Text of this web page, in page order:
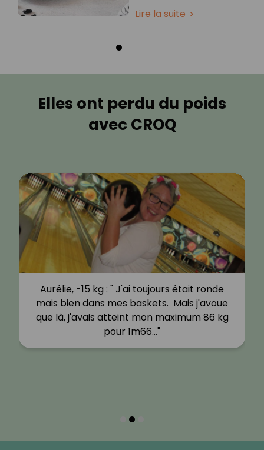
Lire la suite
Elles ont perdu du poids
avec CROQ
Aurélie, -15 kg : " J'ai toujours était ronde
mais bien dans mes baskets. Mais j'avoue
que là, j'avais atteint mon maximum 86 kg
pour 1m66…"